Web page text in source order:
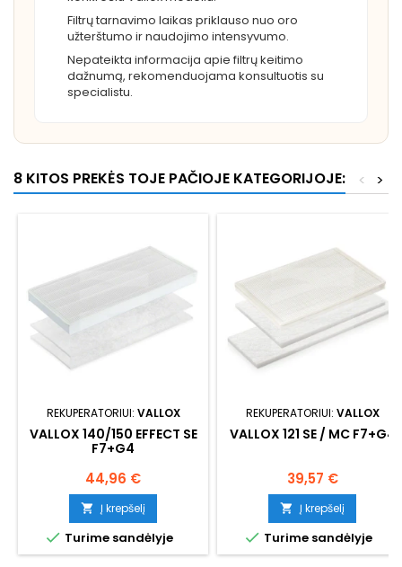
Filtrų tarnavimo laikas priklauso nuo oro
užterštumo ir naudojimo intensyvumo.
Nepateikta informacija apie filtrų keitimo
dažnumą, rekomenduojama konsultuotis su
specialistu.
8 KITOS PREKĖS TOJE PAČIOJE KATEGORIJOJE: >
<
REKUPERATORIUI: VALLOX
VALLOX 140/150 EFFECT SE
F7+G4
Kaina
44,96 €
 Į krepšelį
 Turime sandėlyje
REKUPERATORIUI: VALLOX
VALLOX 121 SE / MC F7+G4
Kaina
39,57 €
 Į krepšelį
 Turime sandėlyje